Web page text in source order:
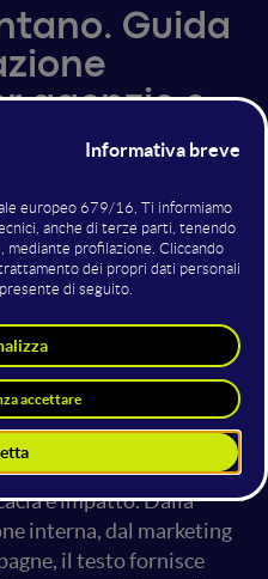
Guida
agenzie e
trasmette – attraverso
comunicazione
di includere o
autentiche o di
libro offre una guida
nelle strategie di
un elemento distintivo e
Attraverso casi studio,
esplora come i
approccio più attento
e impatto. Dalla
interna, dal marketing
il testo fornisce